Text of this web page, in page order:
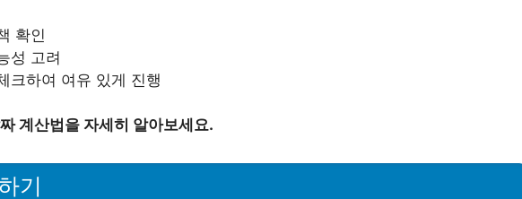
확인
성 고려
크하여 여유 있게 진행
계산법을 자세히 알아보세요.
기